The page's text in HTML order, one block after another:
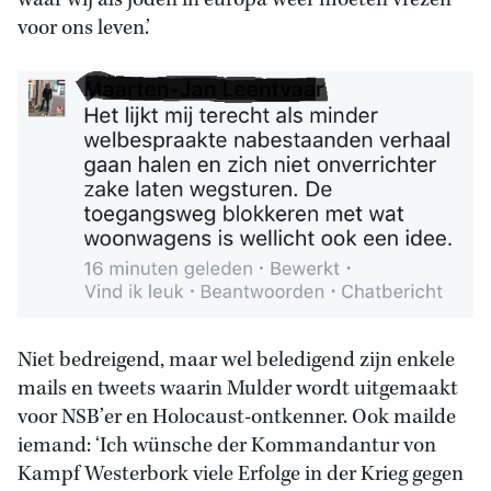
voor ons leven.’
Niet bedreigend, maar wel beledigend zijn enkele
mails en tweets waarin Mulder wordt uitgemaakt
voor NSB’er en Holocaust-ontkenner. Ook mailde
iemand: ‘Ich wünsche der Kommandantur von
Kampf Westerbork viele Erfolge in der Krieg gegen